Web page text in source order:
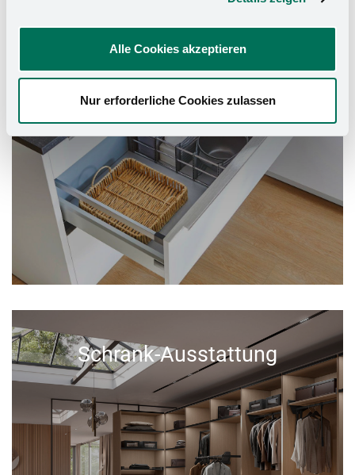
Alle Cookies akzeptieren
Nur erforderliche Cookies zulassen
Schrank-Ausstattung